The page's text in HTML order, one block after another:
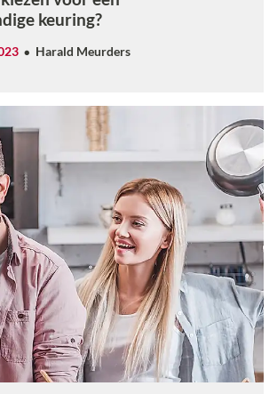
keuring?
Harald Meurders